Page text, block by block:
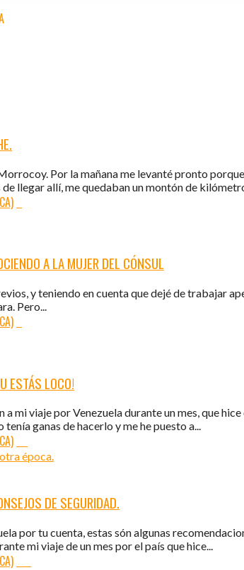
Por la mañana me levanté pronto
llegar allí, me quedaban un montón de
A LA MUJER DEL CÓNSUL
y teniendo en cuenta que dejé de trabajar
Pero...
ESTÁS LOCO!
mi viaje por Venezuela durante un mes, que
ganas de hacerlo y me he puesto a...
DE SEGURIDAD.
por tu cuenta, estas són algunas
mi viaje de un mes por el país que hice...